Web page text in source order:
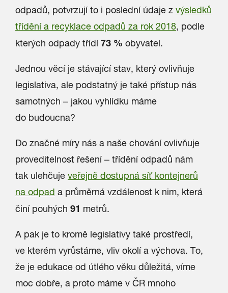
odpadů, potvrzují to i poslední údaje z výsledků
třídění a recyklace odpadů za rok 2018, podle
kterých odpady třídí73 % obyvatel.
Jednou věcí je stávající stav, který ovlivňuje
legislativa, ale podstatný je také přístup nás
samotných – jakou vyhlídku máme
do budoucna?
Do značné míry nás a naše chování ovlivňuje
proveditelnost řešení – třídění odpadů nám
tak ulehčuje veřejně dostupná síť kontejnerů
na odpad a průměrná vzdálenost k nim, která
činí pouhých 91 metrů.
A pak je to kromě legislativy také prostředí,
ve kterém vyrůstáme, vliv okolí a výchova. To,
že je edukace od útlého věku důležitá, víme
moc dobře, a proto máme v ČR mnoho